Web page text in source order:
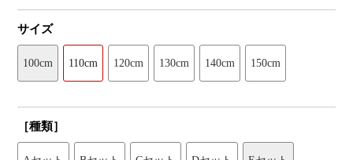
サイズ
100cm 110cm 120cm 130cm 140cm 150cm
［種類］